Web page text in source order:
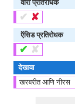
वारा प्रतिरोधक
✔ ✘
ऍसिड प्रतिरोधक
✔ ✘
देखावा
खरबरीत आणि नीरस